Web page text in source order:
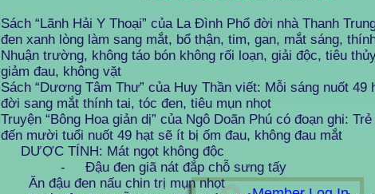
Sách “Lãnh Hải Y Thoại” của La Đình Phổ đời nhà Thanh
đen xanh lòng làm sang mắt, bổ thận, tim, gan, mắt sáng,
Nhuận trường, không táo bón không rối loạn, giải độc, tiêu
giảm đau, không vặt
Sách “Dương Tâm Thư” của Huy Thần viết: Mỗi sáng nuốt 49
đời sang mắt thính tai, tóc đen, tiêu mụn nhọt
Truyện “Bông Hoa giản dị” của Ngô Doãn Phú có đoạn ghi:
đến mười tuổi nuốt 49 hạt sẽ ít bị ốm đau, không đau mắt
DƯỢC TÍNH: Mát ngọt không độc
- Đậu đen giã nát đắp chỗ sưng tấy
Ăn đậu đen nấu chin trị mụn nhọt